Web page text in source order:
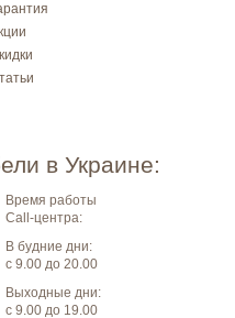
в Украине:
Время работы
Call-центра:
В будние дни:
с 9.00 до 20.00
Выходные дни:
с 9.00 до 19.00